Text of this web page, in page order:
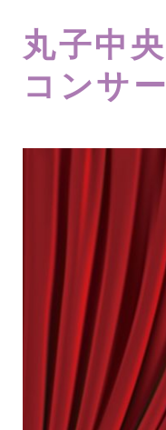
丸子中
コンサ